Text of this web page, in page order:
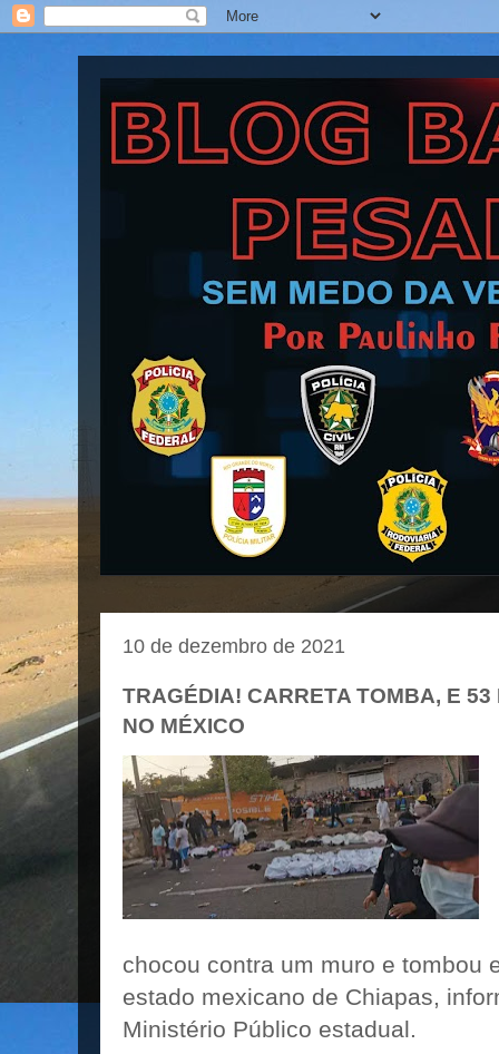
Blog Barra Pesada
10 de dezembro de 2021
TRAGÉDIA! CARRETA TOMBA, E
NO MÉXICO
chocou contra um muro e tombou
estado mexicano de Chiapas,
Ministério Público estadual.